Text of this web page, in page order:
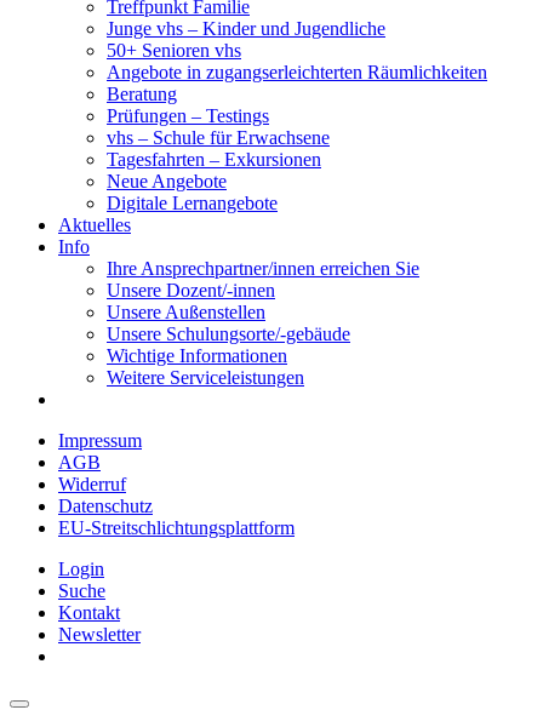
Treffpunkt Familie
Junge vhs – Kinder und Jugendliche
50+ Senioren vhs
Angebote in zugangserleichterten Räumlichkeiten
Beratung
Prüfungen – Testings
vhs – Schule für Erwachsene
Tagesfahrten – Exkursionen
Neue Angebote
Digitale Lernangebote
Aktuelles
Info
Ihre Ansprechpartner/innen erreichen Sie
Unsere Dozent/-innen
Unsere Außenstellen
Unsere Schulungsorte/-gebäude
Wichtige Informationen
Weitere Serviceleistungen
Impressum
AGB
Widerruf
Datenschutz
EU-Streitschlichtungsplattform
Login
Suche
Kontakt
Newsletter